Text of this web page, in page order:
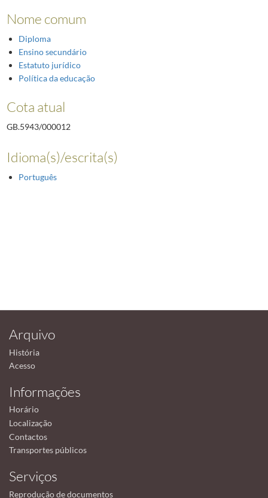
Nome comum
Diploma
Ensino secundário
Estatuto jurídico
Política da educação
Cota atual
GB.5943/000012
Idioma(s)/escrita(s)
Português
Arquivo
História
Acesso
Informações
Horário
Localização
Contactos
Transportes públicos
Serviços
Reprodução de documentos